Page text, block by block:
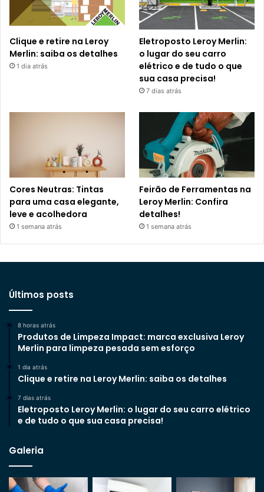
Clique e retire na Leroy
Merlin: saiba os detalhes
1 dia atrás
Eletroposto Leroy Merlin:
o lugar do seu carro
elétrico e de tudo o que
sua casa precisa!
7 dias atrás
Cores Neutras: Tintas
para uma casa elegante,
leve e acolhedora
1 semana atrás
Feirão de Ferramentas na
Leroy Merlin: Confira
detalhes!
1 semana atrás
Últimos posts
8 horas atrás
Produtos de Limpeza Impact: marca exclusiva Leroy
Merlin para limpeza pesada sem esforço
1 dia atrás
Clique e retire na Leroy Merlin: saiba os detalhes
7 dias atrás
Eletroposto Leroy Merlin: o lugar do seu carro elétrico
e de tudo o que sua casa precisa!
Galeria